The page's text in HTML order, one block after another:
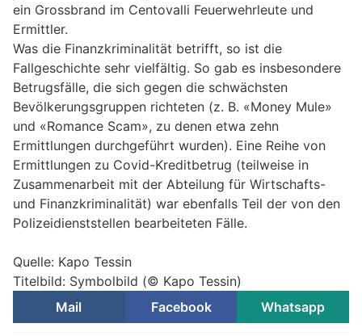
ein Grossbrand im Centovalli Feuerwehrleute und
Ermittler.
Was die Finanzkriminalität betrifft, so ist die
Fallgeschichte sehr vielfältig. So gab es insbesondere
Betrugsfälle, die sich gegen die schwächsten
Bevölkerungsgruppen richteten (z. B. «Money Mule»
und «Romance Scam», zu denen etwa zehn
Ermittlungen durchgeführt wurden). Eine Reihe von
Ermittlungen zu Covid-Kreditbetrug (teilweise in
Zusammenarbeit mit der Abteilung für Wirtschafts-
und Finanzkriminalität) war ebenfalls Teil der von den
Polizeidienststellen bearbeiteten Fälle.
Quelle: Kapo Tessin
Titelbild: Symbolbild (© Kapo Tessin)
Mail
Facebook Whatsapp